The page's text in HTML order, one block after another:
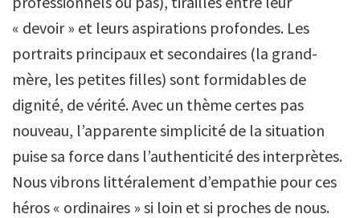
« devoir » et leurs aspirations profondes. Les
portraits principaux et secondaires (la grand-
mère, les petites filles) sont formidables de
dignité, de vérité. Avec un thème certes pas
nouveau, l’apparente simplicité de la situation
puise sa force dans l’authenticité des interprètes.
Nous vibrons littéralement d’empathie pour ces
héros « ordinaires » si loin et si proches de nous.